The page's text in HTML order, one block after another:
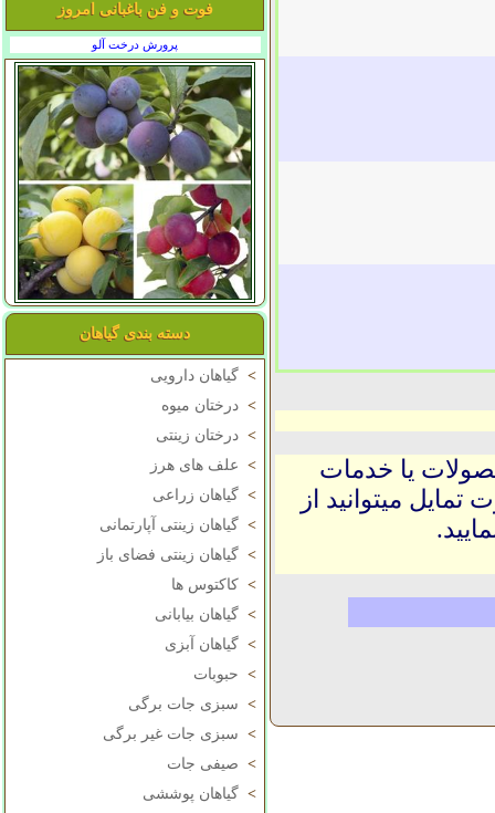
فوت و فن باغبانی امروز
پرورش درخت آلو
دسته بندی گیاهان
> گیاهان دارویی
> درختان میوه
> درختان زینتی
> علف های هرز
> گیاهان زراعی
> گیاهان زینتی آپارتمانی
> گیاهان زینتی فضای باز
> کاکتوس ها
> گیاهان بیابانی
> گیاهان آبزی
> حبوبات
> سبزی جات برگی
> سبزی جات غیر برگی
> صیفی جات
> گیاهان پوششی
یا خدمات
میتوانید از